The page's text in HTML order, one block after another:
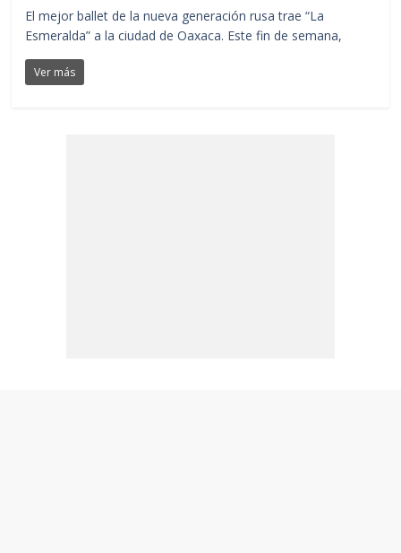
El mejor ballet de la nueva generación rusa trae “La
Esmeralda” a la ciudad de Oaxaca. Este fin de semana,
Ver más